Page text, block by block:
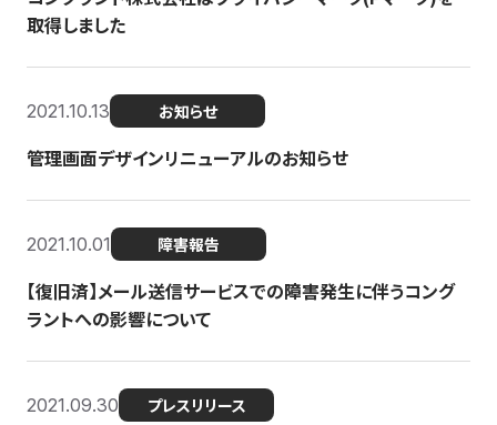
取得しました
2021.10.13 お知らせ
管理画面デザインリニューアルのお知らせ
2021.10.01 障害報告
【復旧済】メール送信サービスでの障害発生に伴うコング
ラントへの影響について
2021.09.30 プレスリリース